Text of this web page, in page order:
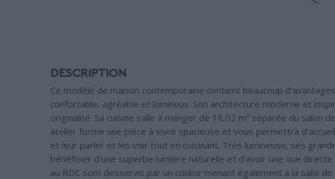
DESCRIPTION
Ce modèle de maison contemporaine contient beaucoup
confortable, agréable et lumineux. Son architecture moderne et
originalité .Sa cuisine salle à manger de 18,02 m² séparée du salon
atelier forme une pièce à vivre spacieuse et vous permettra
et leur parler et les voir tout en cuisinant. Très lumineuse, ses
bénéficier d’une superbe lumière naturelle et d’avoir une vue
au RDC sont desservis par un couloir menant également a la salle